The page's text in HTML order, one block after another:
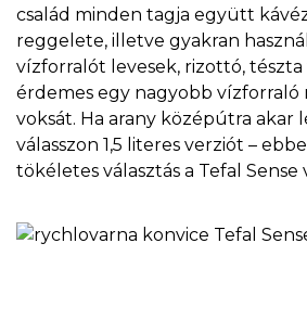
család minden tagja együtt
reggelete, illetve gyakran
vízforralót levesek, rizottó,
érdemes egy nagyobb
voksát. Ha arany középútra akar
válasszon 1,5 literes verziót –
tökéletes választás a Tefal Sense